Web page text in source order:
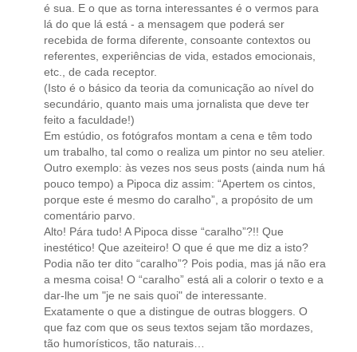
é sua. E o que as torna interessantes é o vermos para
lá do que lá está - a mensagem que poderá ser
recebida de forma diferente, consoante contextos ou
referentes, experiências de vida, estados emocionais,
etc., de cada receptor.
(Isto é o básico da teoria da comunicação ao nível do
secundário, quanto mais uma jornalista que deve ter
feito a faculdade!)
Em estúdio, os fotógrafos montam a cena e têm todo
um trabalho, tal como o realiza um pintor no seu atelier.
Outro exemplo: às vezes nos seus posts (ainda num há
pouco tempo) a Pipoca diz assim: “Apertem os cintos,
porque este é mesmo do caralho”, a propósito de um
comentário parvo.
Alto! Pára tudo! A Pipoca disse “caralho”?!! Que
inestético! Que azeiteiro! O que é que me diz a isto?
Podia não ter dito “caralho”? Pois podia, mas já não era
a mesma coisa! O “caralho” está ali a colorir o texto e a
dar-lhe um "je ne sais quoi" de interessante.
Exatamente o que a distingue de outras bloggers. O
que faz com que os seus textos sejam tão mordazes,
tão humorísticos, tão naturais…